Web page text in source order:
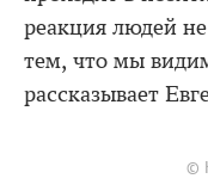
реакция людей
тем, что мы
рассказывает
©